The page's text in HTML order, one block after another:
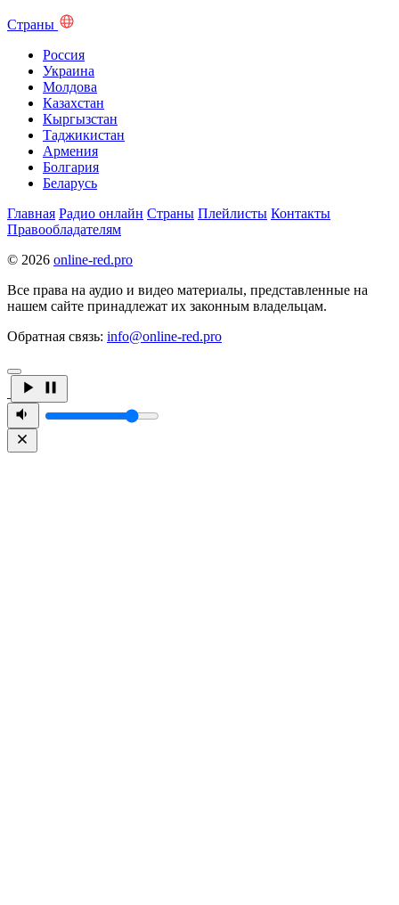
Страны
Россия
Украина
Молдова
Казахстан
Кыргызстан
Таджикистан
Армения
Болгария
Беларусь
Главная Радио онлайн Страны Плейлисты Контакты
Правообладателям
© 2026 online-red.pro
Все права на аудио и видео материалы, представленные на
нашем сайте принадлежат их законным владельцам.
Обратная связь: info@online-red.pro